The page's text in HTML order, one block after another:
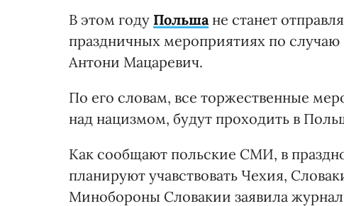
В этом году Польша не станет
праздничных мероприятиях по
Антони Мацаревич.
По его словам, все торжественные
над нацизмом, будут проходить в
Как сообщают польские СМИ, в
планируют учавствовать Чехия,
Минобороны Словакии заявила